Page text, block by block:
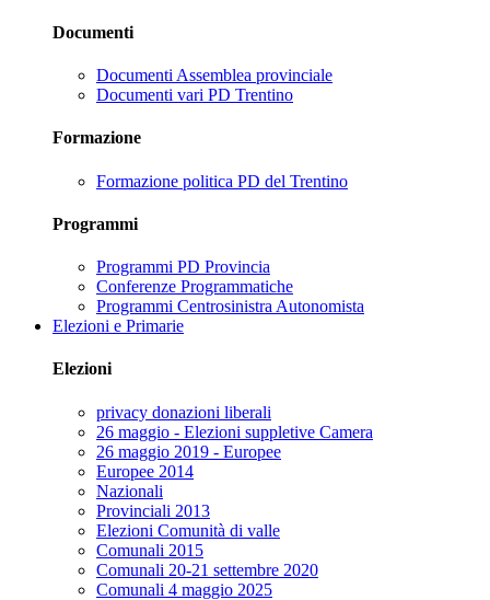
Documenti
Documenti Assemblea provinciale
Documenti vari PD Trentino
Formazione
Formazione politica PD del Trentino
Programmi
Programmi PD Provincia
Conferenze Programmatiche
Programmi Centrosinistra Autonomista
Elezioni e Primarie
Elezioni
privacy donazioni liberali
26 maggio - Elezioni suppletive Camera
26 maggio 2019 - Europee
Europee 2014
Nazionali
Provinciali 2013
Elezioni Comunità di valle
Comunali 2015
Comunali 20-21 settembre 2020
Comunali 4 maggio 2025